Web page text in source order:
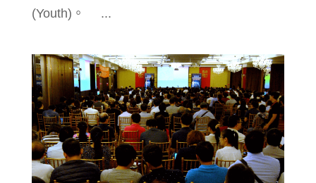
(Youth)。 ...